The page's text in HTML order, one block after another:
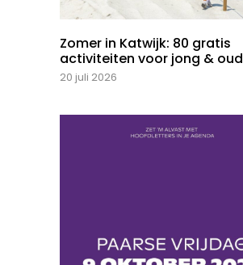
Zomer in Katwijk: 80 gratis
activiteiten voor jong & oud
20 juli 2026